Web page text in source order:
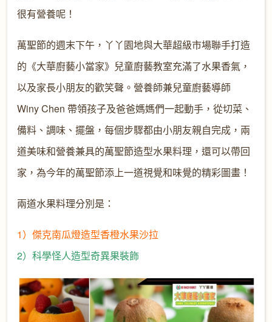
很有營養呢！
萬聖節的週末下午，丫丫園地與大華超級市場聯手打造
的《大華廚藝小當家》兒童廚藝教室充滿了水果香氣，
以及家長小朋友的歡笑聲。營養師兼兒童廚藝導師
Winy Chen 帶領孩子及爸爸媽媽們一起動手，從切菜、
備料、調味、擺盤，每個步驟都由小朋友親自完成，兩
道美味和營養兼具的萬聖節造型水果料理，還可以帶回
家，為今年的萬聖節添上一道視覺和味覺的精彩圖畫！
兩道水果料理分別是：
1）傑克南瓜燈造型香橙水果沙拉
2）科學怪人造型奇異果裝飾